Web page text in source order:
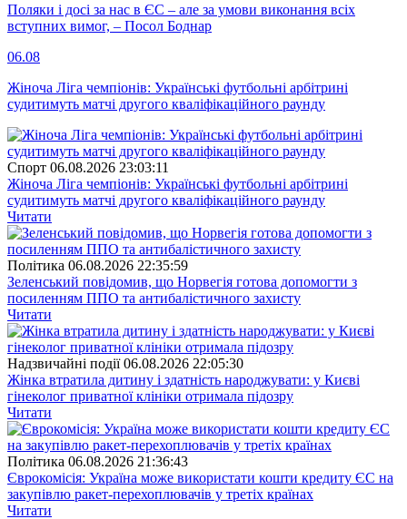
Поляки і досі за нас в ЄС – але за умови виконання всіх
вступних вимог, – Посол Боднар
06.08
Жіноча Ліга чемпіонів: Українські футбольні арбітрині
судитимуть матчі другого кваліфікаційного раунду
Спорт 06.08.2026 23:03:11
Жіноча Ліга чемпіонів: Українські футбольні арбітрині
судитимуть матчі другого кваліфікаційного раунду
Читати
Полiтика 06.08.2026 22:35:59
Зеленський повідомив, що Норвегія готова допомогти з
посиленням ППО та антибалістичного захисту
Читати
Надзвичайні події 06.08.2026 22:05:30
Жінка втратила дитину і здатність народжувати: у Києві
гінеколог приватної клініки отримала підозру
Читати
Полiтика 06.08.2026 21:36:43
Єврокомісія: Україна може використати кошти кредиту ЄС на
закупівлю ракет-перехоплювачів у третіх країнах
Читати